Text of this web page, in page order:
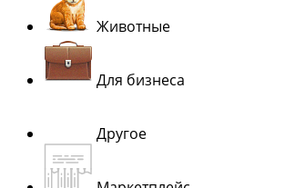
Животные
Для бизнеса
Другое